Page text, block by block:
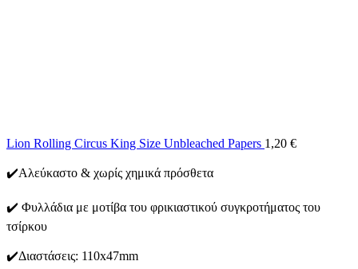
Lion Rolling Circus King Size Unbleached Papers 1,20 €
✔️Αλεύκαστο & χωρίς χημικά πρόσθετα
✔️ Φυλλάδια με μοτίβα του φρικιαστικού συγκροτήματος του
τσίρκου
✔️Διαστάσεις: 110x47mm